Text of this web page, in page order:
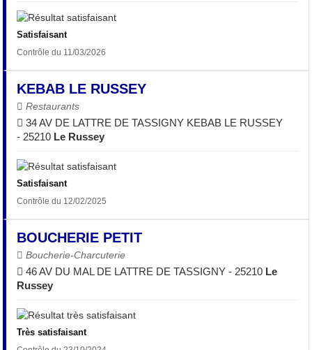
Satisfaisant
Contrôle du 11/03/2026
KEBAB LE RUSSEY
Restaurants
34 AV DE LATTRE DE TASSIGNY KEBAB LE RUSSEY
- 25210 Le Russey
Satisfaisant
Contrôle du 12/02/2025
BOUCHERIE PETIT
Boucherie-Charcuterie
46 AV DU MAL DE LATTRE DE TASSIGNY - 25210 Le
Russey
Très satisfaisant